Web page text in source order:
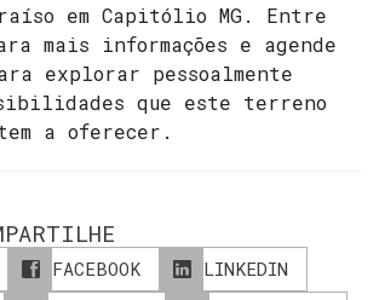
em Capitólio MG. Entre
mais informações e agende
explorar pessoalmente
que este terreno
a oferecer.
FACEBOOK
LINKEDIN